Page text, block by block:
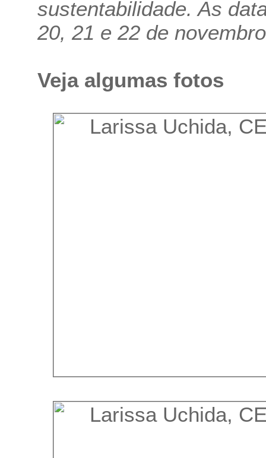
sustentabilidade. As
20, 21 e 22 de
Veja algumas fotos